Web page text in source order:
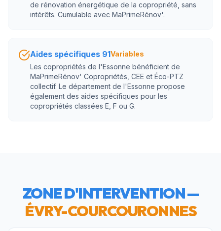
de rénovation énergétique de la copropriété, sans
intérêts. Cumulable avec MaPrimeRénov'.
Aides spécifiques 91Variables
Les copropriétés de l'Essonne bénéficient de
MaPrimeRénov' Copropriétés, CEE et Éco-PTZ
collectif. Le département de l'Essonne propose
également des aides spécifiques pour les
copropriétés classées E, F ou G.
ZONE D'INTERVENTION —
ÉVRY-COURCOURONNES